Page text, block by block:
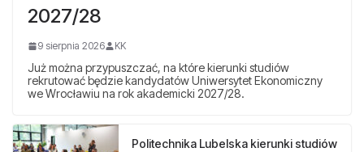
2027/28
9 sierpnia 2026 KK
Już można przypuszczać, na które kierunki studiów
rekrutować będzie kandydatów Uniwersytet Ekonomiczny
we Wrocławiu na rok akademicki 2027/28.
Politechnika Lubelska kierunki studiów